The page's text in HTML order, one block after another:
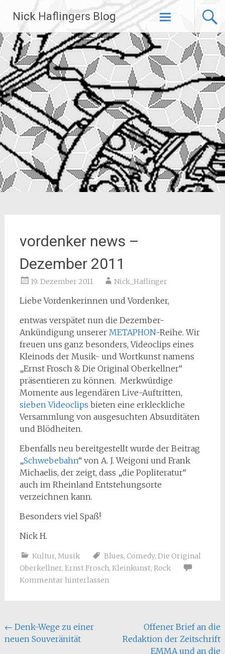
Inhalt
springen
Nick Haflingers Blog
vordenker news –
Dezember 2011
19. Dezember 2011 Nick_Haflinger
Liebe Vordenkerinnen und Vordenker,
entwas verspätet nun die Dezember-
Ankündigung unserer METAPHON-Reihe. Wir
freuen uns ganz besonders, Videoclips eines
Kleinods der Musik- und Wortkunst namens
„Ernst Frosch & Die Original Oberkellner“
präsentieren zu können. Merkwürdige
Momente aus legendären Live-Auftritten,
sieben Videoclips bieten eine erkleckliche
Versammlung von ausgesuchten Absurditäten
und Blödheiten.
Ebenfalls neu bereitgestellt wurde der Beitrag
„Schwebebahn“ von A. J. Weigoni und Frank
Michaelis, der zeigt, dass „die Popliteratur“
auch im Rheinland Entstehungsorte
verzeichnen kann.
Besonders viel Spaß!
Nick H.
Kultur, Musik Blues, Comedy, Die Original
Oberkellner, Ernst Frosch, Kleinkunst, Rock
Kommentar hinterlassen
Beitragsnavigation
← Denk-Wege zu einer
neuen Souveränität
Offener Brief an die
Redaktion der Zeitschrift
EMMA und an die